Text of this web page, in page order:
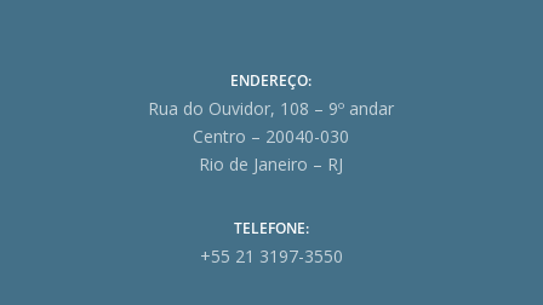
ENDEREÇO:
Rua do Ouvidor, 108 – 9º andar
Centro – 20040-030
Rio de Janeiro – RJ
TELEFONE:
+55 21 3197-3550